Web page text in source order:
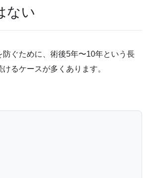
ない
ぐために、術後5年〜10年という長
るケースが多くあります。